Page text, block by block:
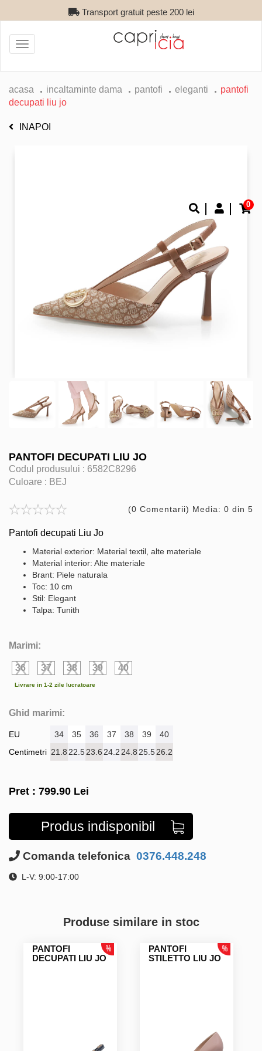
Transport gratuit peste 200 lei
0
Toggle
navigation
acasa incaltaminte dama pantofi eleganti
pantofi
decupati liu jo
INAPOI
PANTOFI DECUPATI LIU JO
Codul produsului : 6582C8296
Culoare : BEJ
(0 Comentarii) Media: 0 din 5
Pantofi decupati Liu Jo
Material exterior: Material textil, alte materiale
Material interior: Alte materiale
Brant: Piele naturala
Toc: 10 cm
Stil: Elegant
Talpa: Tunith
Marimi:
36 37 38 39 40
Livrare in 1-2 zile lucratoare
Ghid marimi:
EU
Centimetri
34 35 36 37 38 39
40
21.8 22.523.6 24.2 24.8 25.526.2
Pret : 799.90 Lei
Produs indisponibil
Comanda telefonica 0376.448.248
L-V: 9:00-17:00
Produse similare in stoc
PANTOFI
DECUPATI LIU JO
PANTOFI
STILETTO LIU JO